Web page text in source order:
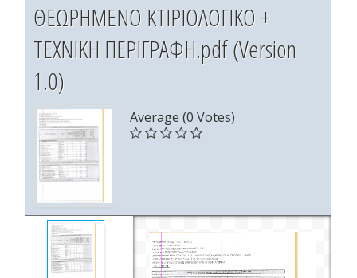
ΘΕΩΡΗΜΕΝΟ ΚΤΙΡΙΟΛΟΓΙΚΟ +
ΤΕΧΝΙΚΗ ΠΕΡΙΓΡΑΦΗ.pdf (Version
1.0)
Average (0 Votes)